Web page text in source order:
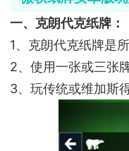
一、克朗代克纸牌：
1、克朗代克纸牌是
2、使用一张或三张
3、玩传统或维加斯